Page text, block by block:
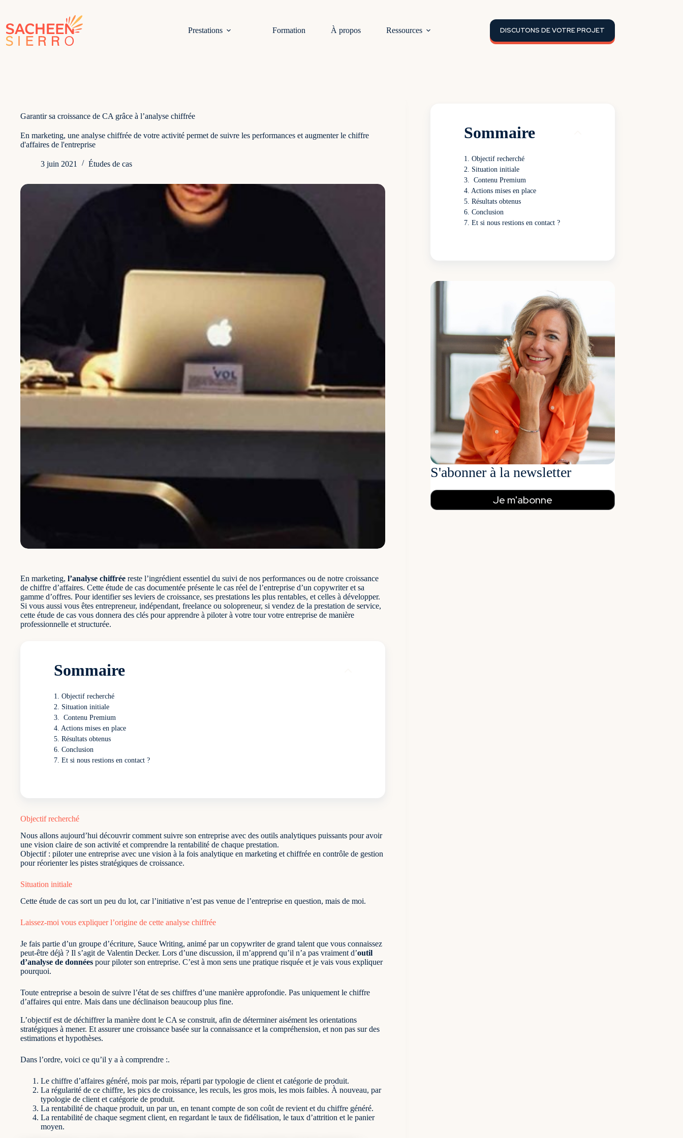
contenu
Prestations
Formation À propos Ressources DISCUTONS DE VOTRE PROJET
Garantir sa croissance de CA grâce à l’analyse chiffrée
En marketing, une analyse chiffrée de votre activité permet de suivre les performances et augmenter le chiffre
d'affaires de l'entreprise
3 juin 2021 Études de cas
En marketing, l’analyse chiffrée reste l’ingrédient essentiel du suivi de nos performances ou de notre croissance
de chiffre d’affaires. Cette étude de cas documentée présente le cas réel de l’entreprise d’un copywriter et sa
gamme d’offres. Pour identifier ses leviers de croissance, ses prestations les plus rentables, et celles à développer.
Si vous aussi vous êtes entrepreneur, indépendant, freelance ou solopreneur, si vendez de la prestation de service,
cette étude de cas vous donnera des clés pour apprendre à piloter à votre tour votre entreprise de manière
professionnelle et structurée.
Sommaire
Objectif recherché
Situation initiale
Contenu Premium
Actions mises en place
Résultats obtenus
Conclusion
Et si nous restions en contact ?
Objectif recherché
Nous allons aujourd’hui découvrir comment suivre son entreprise avec des outils analytiques puissants pour avoir
une vision claire de son activité et comprendre la rentabilité de chaque prestation.
Objectif : piloter une entreprise avec une vision à la fois analytique en marketing et chiffrée en contrôle de gestion
pour réorienter les pistes stratégiques de croissance.
Situation initiale
Cette étude de cas sort un peu du lot, car l’initiative n’est pas venue de l’entreprise en question, mais de moi.
Laissez-moi vous expliquer l’origine de cette analyse chiffrée
Je fais partie d’un groupe d’écriture, Sauce Writing, animé par un copywriter de grand talent que vous connaissez
peut-être déjà ? Il s’agit de Valentin Decker. Lors d’une discussion, il m’apprend qu’il n’a pas vraiment d’outil
d’analyse de données pour piloter son entreprise. C’est à mon sens une pratique risquée et je vais vous expliquer
pourquoi.
Toute entreprise a besoin de suivre l’état de ses chiffres d’une manière approfondie. Pas uniquement le chiffre
d’affaires qui entre. Mais dans une déclinaison beaucoup plus fine.
L’objectif est de déchiffrer la manière dont le CA se construit, afin de déterminer aisément les orientations
stratégiques à mener. Et assurer une croissance basée sur la connaissance et la compréhension, et non pas sur des
estimations et hypothèses.
Dans l’ordre, voici ce qu’il y a à comprendre :.
Le chiffre d’affaires généré, mois par mois, réparti par typologie de client et catégorie de produit.
La régularité de ce chiffre, les pics de croissance, les reculs, les gros mois, les mois faibles. À nouveau, par
typologie de client et catégorie de produit.
La rentabilité de chaque produit, un par un, en tenant compte de son coût de revient et du chiffre généré.
La rentabilité de chaque segment client, en regardant le taux de fidélisation, le taux d’attrition et le panier
moyen.
Sommaire
Objectif recherché
Situation initiale
Contenu Premium
Actions mises en place
Résultats obtenus
Conclusion
Et si nous restions en contact ?
S'abonner à la newsletter
Je m'abonne